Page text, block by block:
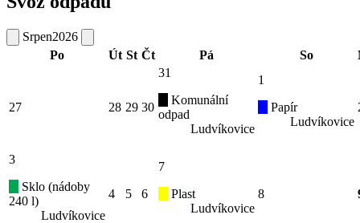
Srpen2026
Po
Út St Čt Pá So
27 28 29 30
31
Komunální
odpad
Ludvíkovice
1
Papír
Ludvíkovice
3
Sklo (nádoby
240 l)
Ludvíkovice
4 5 6
7
Plast
Ludvíkovice
8